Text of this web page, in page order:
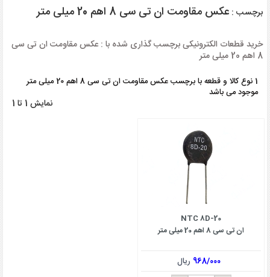
برچسب : عکس مقاومت ان تی سی 8 اهم 20 میلی متر
خرید قطعات الکترونیکی برچسب گذاری شده با : عکس مقاومت ان تی سی
8 اهم 20 میلی متر
1 نوع کالا و قطعه با برچسب عکس مقاومت ان تی سی 8 اهم 20 میلی متر
موجود می باشد
نمایش 1 تا 1
NTC 8D-20
ان تی سی 8 اهم 20 میلی متر
968/000 ریال